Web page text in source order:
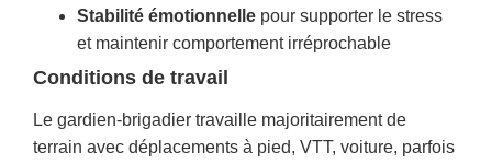
Stabilité émotionnelle pour supporter le stress
et maintenir comportement irréprochable
Conditions de travail
Le gardien-brigadier travaille majoritairement de
terrain avec déplacements à pied, VTT, voiture, parfois